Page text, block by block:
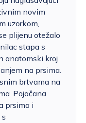
novim
uzorkom,
plijenu otežalo
stapa s
anatomski kroj.
na prsima.
brtvama na
Pojačana
prsima i